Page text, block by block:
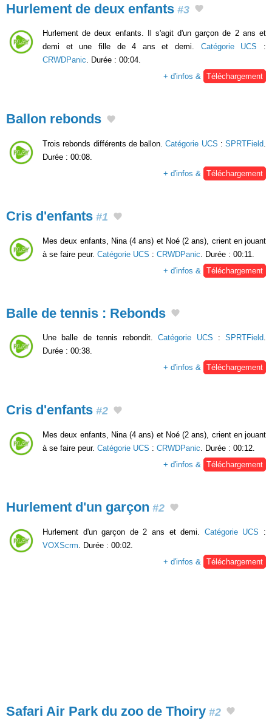
Hurlement de deux enfants #3
Hurlement de deux enfants. Il s'agit d'un garçon de 2 ans et
demi et une fille de 4 ans et demi. Catégorie UCS :
CRWDPanic. Durée : 00:04.
+ d'infos & Téléchargement
Ballon rebonds
Trois rebonds différents de ballon.Catégorie UCS : SPRTField
Durée : 00:08.
+ d'infos &
Téléchargement
Cris d'enfants #1
Mes deux enfants, Nina (4 ans) et Noé (2 ans), crient en jouant
à se faire peur. Catégorie UCS : CRWDPanic . Durée : 00:11.
+ d'infos &
Téléchargement
Balle de tennis : Rebonds
Une balle de tennis rebondit.Catégorie UCS : SPRTField.
Durée : 00:38.
+ d'infos & Téléchargement
Cris d'enfants #2
Mes deux enfants, Nina (4 ans) et Noé (2 ans), crient en jouant
à se faire peur. Catégorie UCS : CRWDPanic . Durée : 00:12.
+ d'infos &
Téléchargement
Hurlement d'un garçon #2
Hurlement d'un garçon de 2 ans et demi. Catégorie UCS :
VOXScrm . Durée : 00:02.
+ d'infos &
Téléchargement
Safari Air Park du zoo de Thoiry #2